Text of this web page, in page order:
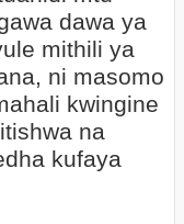
dawa ya
mithili ya
ni masomo
kwingine
na
kufaya